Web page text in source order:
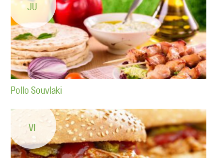
JU
Pollo Souvlaki
VI